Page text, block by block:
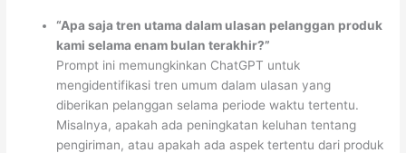
“Apa saja tren utama dalam ulasan pelanggan produk
kami selama enam bulan terakhir?”
Prompt ini memungkinkan ChatGPT untuk
mengidentifikasi tren umum dalam ulasan yang
diberikan pelanggan selama periode waktu tertentu.
Misalnya, apakah ada peningkatan keluhan tentang
pengiriman, atau apakah ada aspek tertentu dari produk